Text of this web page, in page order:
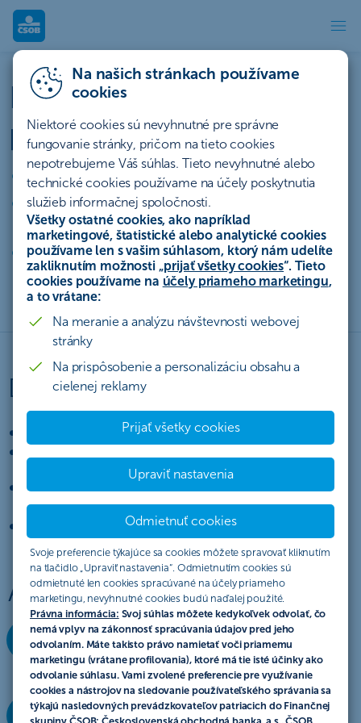
Na našich stránkach používame
cookies
Niektoré cookies sú nevyhnutné pre správne
fungovanie stránky, pričom na tieto cookies
nepotrebujeme Váš súhlas. Tieto nevyhnutné alebo
technické cookies používame na účely poskytnutia
služieb informačnej spoločnosti.
Všetky ostatné cookies, ako napríklad
marketingové, štatistické alebo analytické cookies
používame len s vašim súhlasom, ktorý nám udelíte
zakliknutím možnosti „prijať všetky cookies“. Tieto
cookies používame na účely priameho marketingu,
a to vrátane:
Na meranie a analýzu návštevnosti webovej
stránky
Na prispôsobenie a personalizáciu obsahu a
cielenej reklamy
Prijať všetky cookies
Upraviť nastavenia
Odmietnuť cookies
Svoje preferencie týkajúce sa cookies môžete spravovať kliknutím
na tlačidlo „Upraviť nastavenia“. Odmietnutím cookies sú
odmietnuté len cookies spracúvané na účely priameho
marketingu, nevyhnutné cookies budú naďalej použité.
Právna informácia: Svoj súhlas môžete kedykoľvek odvolať, čo
nemá vplyv na zákonnosť spracúvania údajov pred jeho
odvolaním. Máte takisto právo namietať voči priamemu
marketingu (vrátane profilovania), ktoré má tie isté účinky ako
odvolanie súhlasu. Vami zvolené preferencie pre využívanie
cookies a nástrojov na sledovanie používateľského správania sa
týkajú nasledovných prevádzkovateľov patriacich do Finančnej
Prevzatie hotovosti z
Prevzatie hotovosti z
prevádzky
bez rizika prevozu hotovosti
ušetríte čas potrebný na nosenie hotovosti do
banky
bez viazanosti na otváracie hodiny pobočky
Ďalšie výhody
zabezpečíme zvoz hotovosti priamo z vašich prevádzok
ručíme za vašu hotovosť od momentu odovzdania
bezpečnostnej službe
ušetríte na poplatkoch za vklad bankoviek a mincí
Ako to funguje
1
Na prevádzke zabalíte tržbu do prepravného obalu.